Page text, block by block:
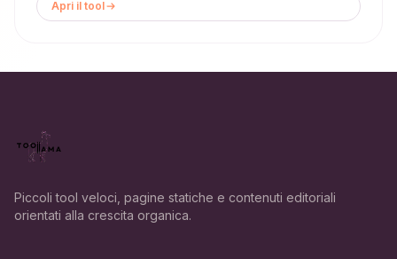
Apri il tool
Piccoli tool veloci, pagine statiche e contenuti editoriali
orientati alla crescita organica.